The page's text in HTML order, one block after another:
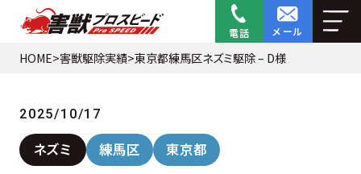
電話 メール
HOME>害獣駆除実績>東京都練馬区ネズミ駆除 – D様
2025/10/17
ネズミ 練馬区 東京都